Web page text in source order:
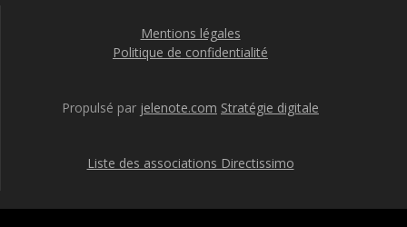
Mentions légales
Politique de confidentialité
Propulsé par jelenote.com Stratégie digitale
Liste des associations Directissimo